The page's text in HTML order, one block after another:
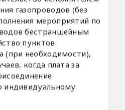
газопроводов (без
мероприятий по
бестраншейным
пунктов
(при необходимости),
когда плата за
индивидуальному